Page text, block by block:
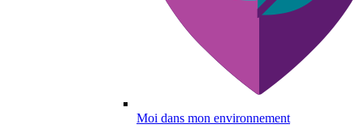
Moi dans mon environnement